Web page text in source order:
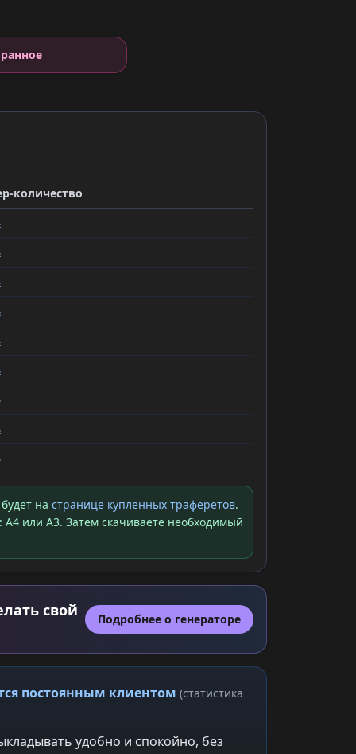
количество
на странице купленных траферетов.
или A3. Затем скачиваете необходимый
свой Подробнее о генераторе
постоянным клиентом (статистика
удобно и спокойно, без